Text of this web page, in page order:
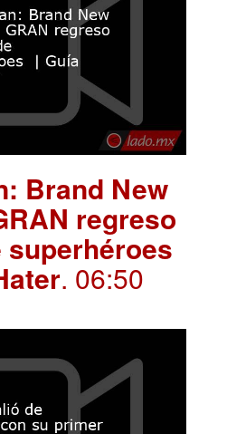
Brand New
regreso
superhéroes
. 06:50